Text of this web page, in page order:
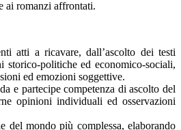
ai romanzi affrontati.
atti a ricavare, dall’ascolto dei testi
storico-politiche ed economico-sociali,
ed emozioni soggettive.
e partecipe competenza di ascolto del
opinioni individuali ed osservazioni
del mondo più complessa, elaborando